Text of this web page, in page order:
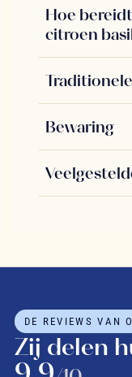
Hoe
citroen
Bewaring
DE REVIEWS VAN
Zij delen